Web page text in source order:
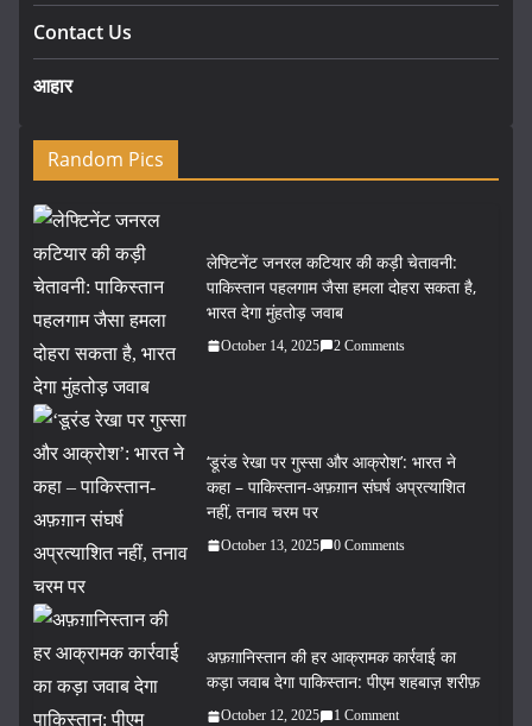
Contact Us
आहार
Random Pics
लेफ्टिनेंट जनरल कटियार की कड़ी चेतावनी:
पाकिस्तान पहलगाम जैसा हमला दोहरा सकता है,
भारत देगा मुंहतोड़ जवाब
October 14, 2025 2 Comments
‘डूरंड रेखा पर गुस्सा और आक्रोश’: भारत ने
कहा – पाकिस्तान-अफ़ग़ान संघर्ष अप्रत्याशित
नहीं, तनाव चरम पर
October 13, 2025 0 Comments
अफ़ग़ानिस्तान की हर आक्रामक कार्रवाई का
कड़ा जवाब देगा पाकिस्तान: पीएम शहबाज़ शरीफ़
October 12, 2025 1 Comment